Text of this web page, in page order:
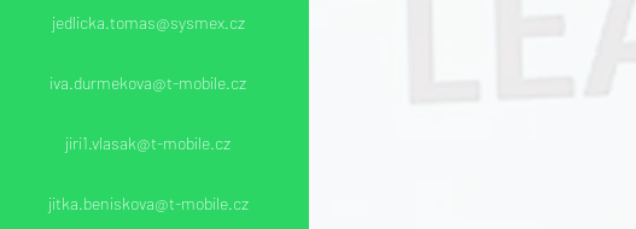
jedlicka.tomas@sysmex.cz
iva.durmekova@t-mobile.cz
jiri1.vlasak@t-mobile.cz
jitka.beniskova@t-mobile.cz